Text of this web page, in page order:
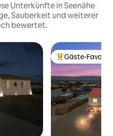
Unterkünfte in Seenähe
Sauberkeit und weiterer
bewertet.
Beliebter Gäste-
Gäste-Favorit